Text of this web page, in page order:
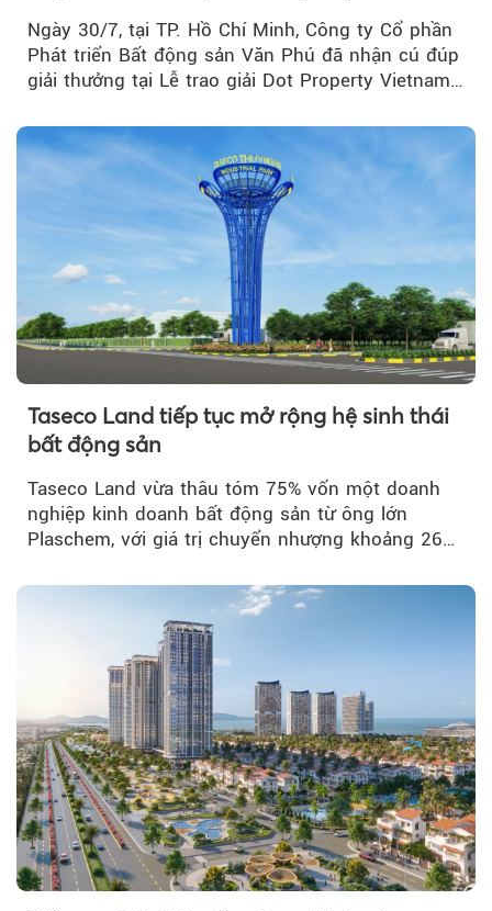
Ngày 30/7, tại TP. Hồ Chí Minh, Công ty Cổ phần
Phát triển Bất động sản Văn Phú đã nhận cú đúp
giải thưởng tại Lễ trao giải Dot Property Vietnam
Taseco Land tiếp tục mở rộng hệ sinh thái
bất động sản
Taseco Land vừa thâu tóm 75% vốn một doanh
nghiệp kinh doanh bất động sản từ ông lớn
Plaschem, với giá trị chuyển nhượng khoảng 262